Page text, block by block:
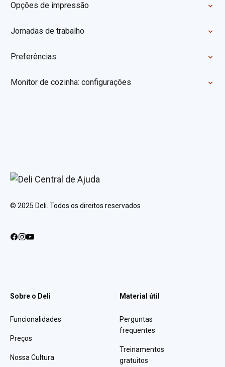
Opções de impressão
Jornadas de trabalho
Preferências
Monitor de cozinha: configurações
© 2025 Deli. Todos os direitos reservados
Sobre o Deli
Funcionalidades
Preços
Nossa Cultura
Material útil
Perguntas
frequentes
Treinamentos
gratuitos